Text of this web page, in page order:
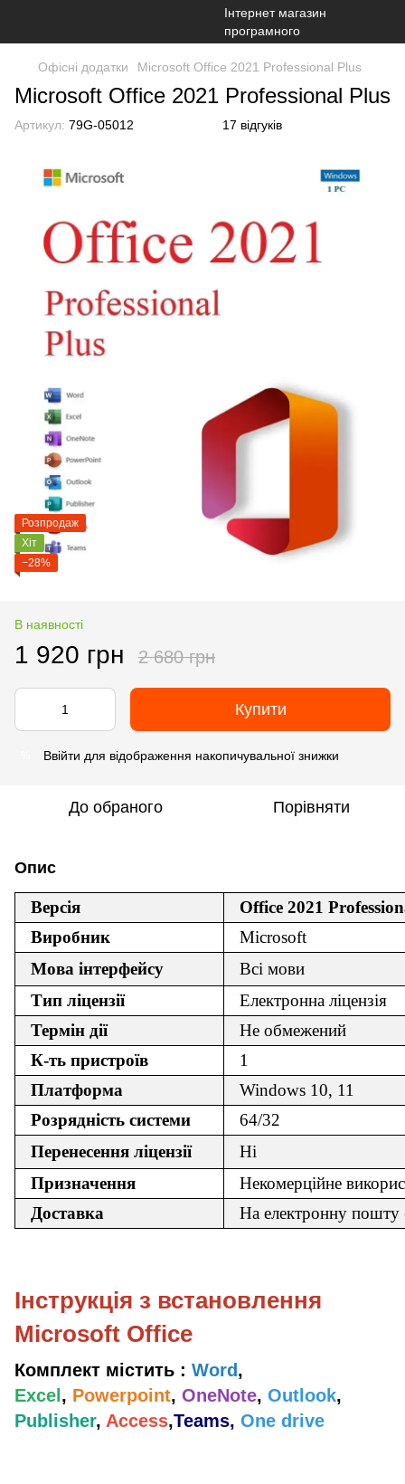
Офісні додатки Microsoft Office 2021 Professional Plus
Microsoft Office 2021 Professional Plus
Артикул: 79G-05012 17 відгуків
Розпродаж
Хіт
−28%
В наявності
1 920 грн 2 680 грн
Купити
Ввійти для відображення накопичувальної знижки
До обраного Порівняти
Опис
Версія
Office 2021
Виробник
Microsoft
Мова інтерфейсу
Всі мови
Тип ліцензії
Електронна ліцензія
Термін дії
Не обмежений
К-ть пристроїв
1
Платформа
Windows 10, 11
Розрядність системи
64/32
Перенесення ліцензії
Ні
Призначення
Некомерційне
Доставка
На електронну
Інструкція з встановлення
Microsoft Office
Комплект містить : Word ,
Excel , Powerpoint, OneNote, Outlook,
Publisher, Access,Teams, One drive